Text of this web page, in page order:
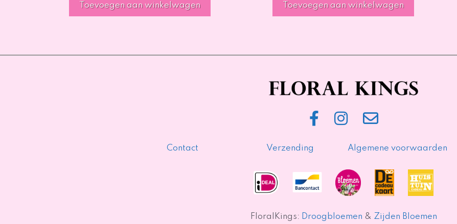
Toevoegen aan winkelwagen Toevoegen aan winkelwagen
Contact Verzending Algemene voorwaarden
FloralKings: Droogbloemen & Zijden Bloemen